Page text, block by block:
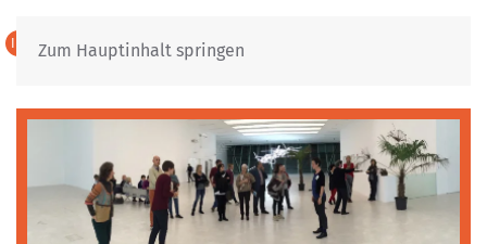
Zum Hauptinhalt springen
IT DE